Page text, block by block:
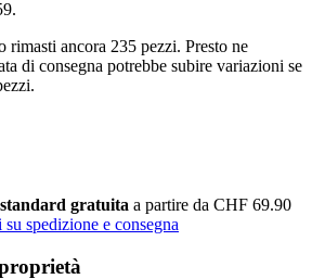
.
rimasti ancora 235 pezzi. Presto ne
di consegna potrebbe subire variazioni se
gratuita a partire da CHF 69.90
spedizione e consegna